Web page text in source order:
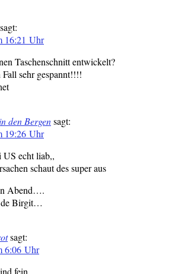
sagt:
16:21 Uhr
Taschenschnitt entwickelt?
sehr gespannt!!!!
den Bergensagt:
19:26 Uhr
US echt liab,,
schaut des super aus
Abend….
de Birgit…
sagt:
6:06 Uhr